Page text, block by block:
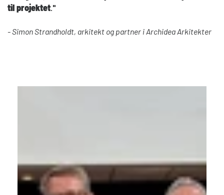
til projektet."
- Simon Strandholdt, arkitekt og partner i Archidea Arkitekter